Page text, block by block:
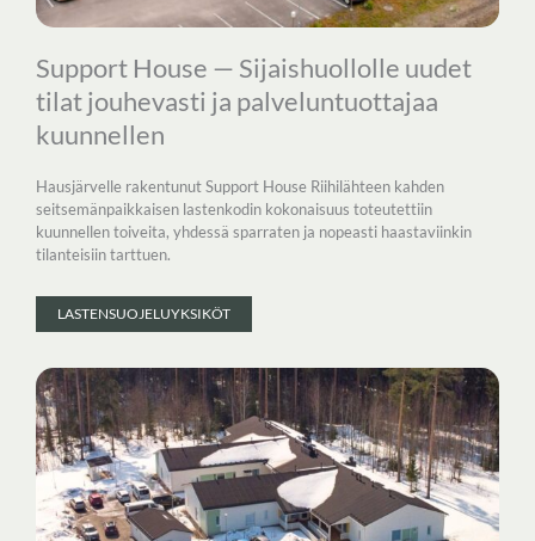
Support House — Sijaishuollolle uudet
tilat jouhevasti ja palveluntuottajaa
kuunnellen
Hausjärvelle rakentunut Support House Riihilähteen kahden
seitsemänpaikkaisen lastenkodin kokonaisuus toteutettiin
kuunnellen toiveita, yhdessä sparraten ja nopeasti haastaviinkin
tilanteisiin tarttuen.
LASTENSUOJELUYKSIKÖT